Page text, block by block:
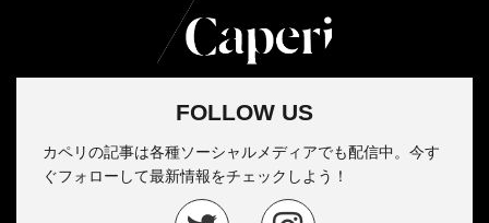
FOLLOW US
カペリの記事は各種ソーシャルメディアでも配信中。今す
ぐフォローして最新情報をチェックしよう！